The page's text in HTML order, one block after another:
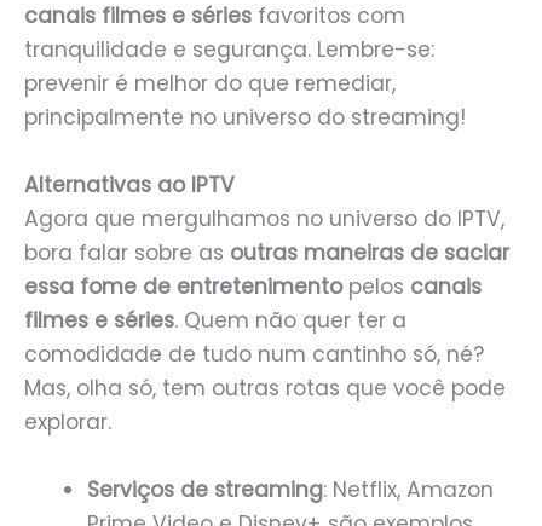
canais filmes e séries favoritos com
tranquilidade e segurança. Lembre-se:
prevenir é melhor do que remediar,
principalmente no universo do streaming!
Alternativas ao IPTV
Agora que mergulhamos no universo do IPTV,
bora falar sobre as outras maneiras de saciar
essa fome de entretenimentopelos canais
filmes e séries. Quem não quer ter a
comodidade de tudo num cantinho só, né?
Mas, olha só, tem outras rotas que você pode
explorar.
Serviços de streaming: Netflix, Amazon